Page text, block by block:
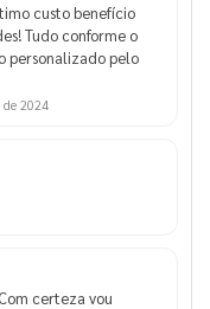
custo benefício
Tudo conforme o
personalizado pelo
de 2024
certeza vou